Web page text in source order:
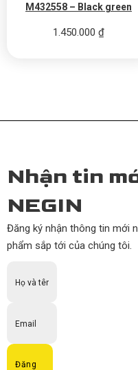
M432558 – Black green
1.450.000 ₫
Nhận tin
NEGIN
Đăng ký nhận thông tin mới
phẩm sắp tới của chúng tôi.
Đăng